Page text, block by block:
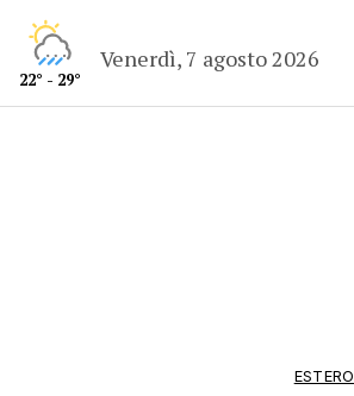
22° - 29°
Venerdì, 7 agosto 2026
ESTERO